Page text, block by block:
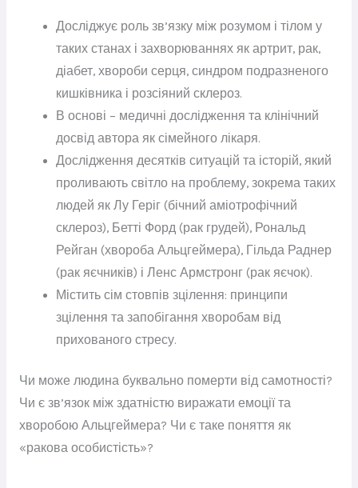
Досліджує роль зв’язку між розумом і тілом у
таких станах і захворюваннях як артрит, рак,
діабет, хвороби серця, синдром подразненого
кишківника і розсіяний склероз.
В основі – медичні дослідження та клінічний
досвід автора як сімейного лікаря.
Дослідження десятків ситуацій та історій, який
проливають світло на проблему, зокрема таких
людей як Лу Геріг (бічний аміотрофічний
склероз), Бетті Форд (рак грудей), Рональд
Рейган (хвороба Альцгеймера), Гільда ​​Раднер
(рак яєчників) і Ленс Армстронг (рак яєчок).
Містить сім стовпів зцілення: принципи
зцілення та запобігання хворобам від
прихованого стресу.
Чи може людина буквально померти від самотності?
Чи є зв’язок між здатністю виражати емоції та
хворобою Альцгеймера? Чи є таке поняття як
«ракова особистість»?